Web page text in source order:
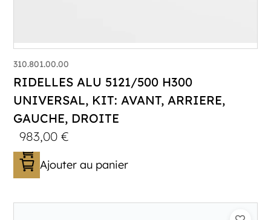
310.801.00.00
RIDELLES ALU 5121/500 H300
UNIVERSAL, KIT: AVANT, ARRIERE,
GAUCHE, DROITE
983,00€
Ajouter au panier